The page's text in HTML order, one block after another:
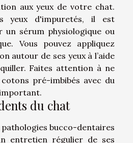
aux yeux de votre chat.
yeux d'impuretés, il est
un sérum physiologique ou
Vous pouvez appliquez
autour de ses yeux à l’aide
Faites attention à ne
pré-imbibés avec du
du chat
bucco-dentaires
entretien régulier de ses